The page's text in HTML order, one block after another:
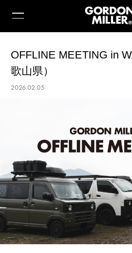
OFFLINE MEETING in
歌山県）
2026.02.05